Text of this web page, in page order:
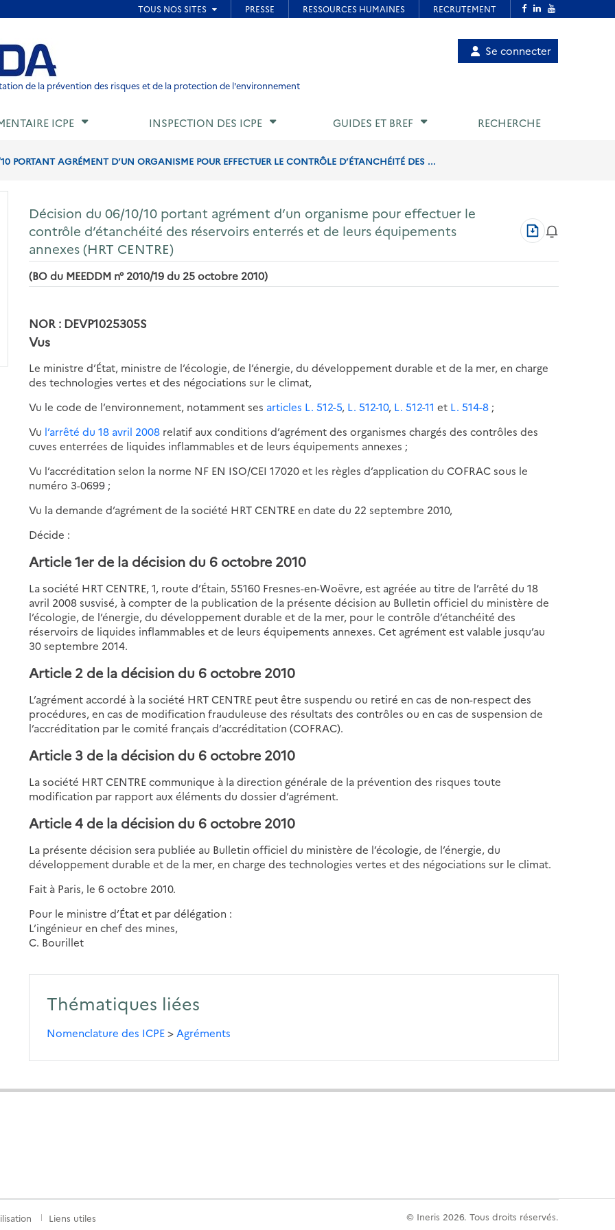
de page
de la prévention des risques et de la protection de l'environnement
Menu
utilisateur
Se connecter
ICPE INSPECTION DES ICPE GUIDES ET BREF RECHERCHE
PORTANT AGRÉMENT D’UN ORGANISME POUR EFFECTUER LE CONTRÔLE D’ÉTANCHÉITÉ DES ...
Décision du 06/10/10 portant agrément d’un organisme pour effectuer le
contrôle d’étanchéité des réservoirs enterrés et de leurs équipements
annexes (HRT CENTRE)
Télécharger
au
(BO du MEEDDM n° 2010/19 du 25 octobre 2010)
NOR : DEVP1025305S
Vus
Le ministre d’État, ministre de l’écologie, de l’énergie, du développement durable et de la mer, en charge
des technologies vertes et des négociations sur le climat,
Vu le code de l’environnement, notamment ses articles L. 512-5, L. 512-10, L. 512-11 et L. 514-8 ;
Vu l’arrêté du 18 avril 2008 relatif aux conditions d’agrément des organismes chargés des contrôles des
cuves enterrées de liquides inflammables et de leurs équipements annexes ;
Vu l’accréditation selon la norme NF EN ISO/CEI 17020 et les règles d’application du COFRAC sous le
numéro 3-0699 ;
Vu la demande d’agrément de la société HRT CENTRE en date du 22 septembre 2010,
Décide :
Article 1er de la décision du 6 octobre 2010
La société HRT CENTRE, 1, route d’Étain, 55160 Fresnes-en-Woëvre, est agréée au titre de l’arrêté du 18
avril 2008 susvisé, à compter de la publication de la présente décision au Bulletin officiel du ministère de
l’écologie, de l’énergie, du développement durable et de la mer, pour le contrôle d’étanchéité des
réservoirs de liquides inflammables et de leurs équipements annexes. Cet agrément est valable jusqu’au
30 septembre 2014.
Article 2 de la décision du 6 octobre 2010
L’agrément accordé à la société HRT CENTRE peut être suspendu ou retiré en cas de non-respect des
procédures, en cas de modification frauduleuse des résultats des contrôles ou en cas de suspension de
l’accréditation par le comité français d’accréditation (COFRAC).
Article 3 de la décision du 6 octobre 2010
La société HRT CENTRE communique à la direction générale de la prévention des risques toute
modification par rapport aux éléments du dossier d’agrément.
Article 4 de la décision du 6 octobre 2010
La présente décision sera publiée au Bulletin officiel du ministère de l’écologie, de l’énergie, du
développement durable et de la mer, en charge des technologies vertes et des négociations sur le climat.
Fait à Paris, le 6 octobre 2010.
Pour le ministre d’État et par délégation :
L’ingénieur en chef des mines,
C. Bourillet
Thématiques liées
Nomenclature des ICPE> Agréments
Liens utiles © Ineris 2026. Tous droits réservés.